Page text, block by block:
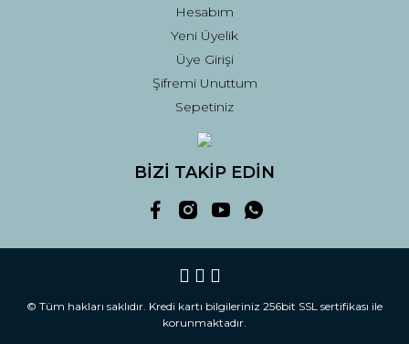
Hesabım
Yeni Üyelik
Üye Girişi
Şifremi Unuttum
Sepetiniz
BİZİ TAKİP EDİN
© Tüm hakları saklıdır. Kredi kartı bilgileriniz 256bit SSL sertifikası ile
korunmaktadır.